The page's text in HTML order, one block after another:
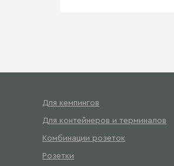
Для кемпингов
Для контейнеров и терминалов
Комбинации розеток
Розетки